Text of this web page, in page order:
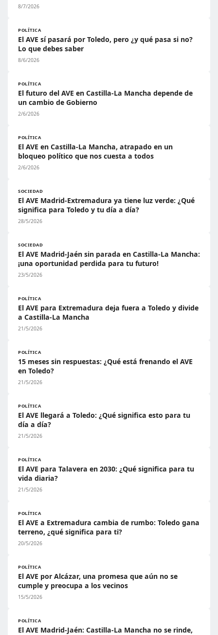
8/7/2026
POLÍTICA
El AVE sí pasará por Toledo, pero ¿y qué pasa si no?
Lo que debes saber
8/6/2026
POLÍTICA
El futuro del AVE en Castilla-La Mancha depende de
un cambio de Gobierno
2/6/2026
POLÍTICA
El AVE en Castilla-La Mancha, atrapado en un
bloqueo político que nos cuesta a todos
2/6/2026
SOCIEDAD
El AVE Madrid-Extremadura ya tiene luz verde: ¿Qué
significa para Toledo y tu día a día?
28/5/2026
SOCIEDAD
El AVE Madrid-Jaén sin parada en Castilla-La Mancha:
¡una oportunidad perdida para tu futuro!
23/5/2026
POLÍTICA
El AVE para Extremadura deja fuera a Toledo y divide
a Castilla-La Mancha
21/5/2026
POLÍTICA
15 meses sin respuestas: ¿Qué está frenando el AVE
en Toledo?
21/5/2026
POLÍTICA
El AVE llegará a Toledo: ¿Qué significa esto para tu
día a día?
21/5/2026
POLÍTICA
El AVE para Talavera en 2030: ¿Qué significa para tu
vida diaria?
21/5/2026
POLÍTICA
El AVE a Extremadura cambia de rumbo: Toledo gana
terreno, ¿qué significa para ti?
20/5/2026
POLÍTICA
El AVE por Alcázar, una promesa que aún no se
cumple y preocupa a los vecinos
15/5/2026
POLÍTICA
El AVE Madrid-Jaén: Castilla-La Mancha no se rinde,